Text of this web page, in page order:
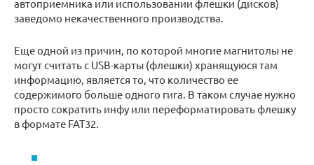
автоприемника или использовании флешки (дисков)
заведомо некачественного производства.
Еще одной из причин, по которой многие магнитолы не
могут считать с USB-карты (флешки) хранящуюся там
информацию, является то, что количество ее
содержимого больше одного гига. В таком случае нужно
просто сократить инфу или переформатировать флешку
в формате FAT32.